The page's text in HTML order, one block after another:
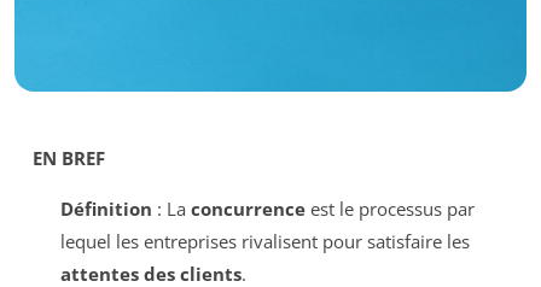
EN BREF
Définition : La concurrenceest le processus par
lequel les entreprises rivalisent pour satisfaire les
attentes des clients.